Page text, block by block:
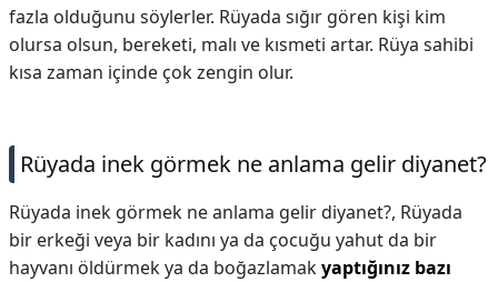
fazla olduğunu söylerler. Rüyada sığır gören kişi kim
olursa olsun, bereketi, malı ve kısmeti artar. Rüya sahibi
kısa zaman içinde çok zengin olur.
Rüyada inek görmek ne anlama gelir diyanet?
Rüyada inek görmek ne anlama gelir diyanet?, Rüyada
bir erkeği veya bir kadını ya da çocuğu yahut da bir
hayvanı öldürmek ya da boğazlamakyaptığınız bazı